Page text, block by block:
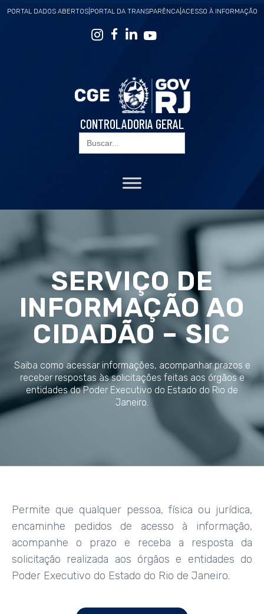
PORTAL DADOS ABERTOS| PORTAL DA TRANSPARÊNCA| ACESSO À INFORMAÇÃO
CONTROLADORIA GERAL
Search
for:
SERVIÇO DE
INFORMAÇÃO AO
CIDADÃO – SIC
Saiba como acessar informações, acompanhar prazos e
receber respostas às solicitações feitas aos órgãos e
entidades do Poder Executivo do Estado do Rio de
Janeiro.
Permite que qualquer pessoa, física ou jurídica,
encaminhe pedidos de acesso à informação,
acompanhe o prazo e receba a resposta da
solicitação realizada aos órgãos e entidades do
Poder Executivo do Estado do Rio de Janeiro.